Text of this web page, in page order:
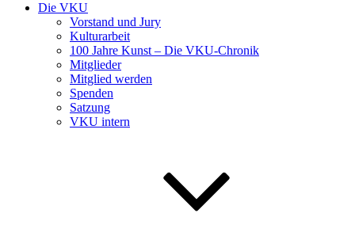
Die VKU
Vorstand und Jury
Kulturarbeit
100 Jahre Kunst – Die VKU-Chronik
Mitglieder
Mitglied werden
Spenden
Satzung
VKU intern